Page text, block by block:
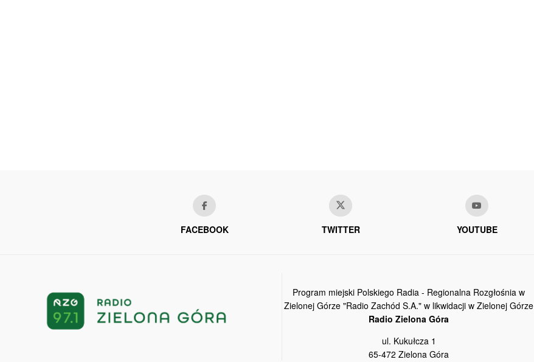
FACEBOOK TWITTER YOUTUBE
Program miejski Polskiego Radia - Regionalna Rozgłośnia w
Zielonej Górze "Radio Zachód S.A." w likwidacji w Zielonej Górze
Radio Zielona Góra
ul. Kukułcza 1
65-472 Zielona Góra